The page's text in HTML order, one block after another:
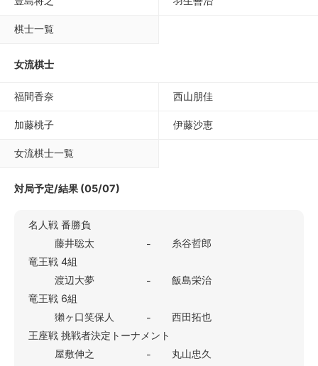
棋士一覧
女流棋士
福間香奈 西山朋佳
加藤桃子 伊藤沙恵
女流棋士一覧
対局予定/結果 (05/07)
名人戦 番勝負
藤井聡太
-
糸谷哲郎
竜王戦 4組
渡辺大夢
-
飯島栄治
竜王戦 6組
獺ヶ口笑保人
-
西田拓也
王座戦 挑戦者決定トーナメント
屋敷伸之
-
丸山忠久